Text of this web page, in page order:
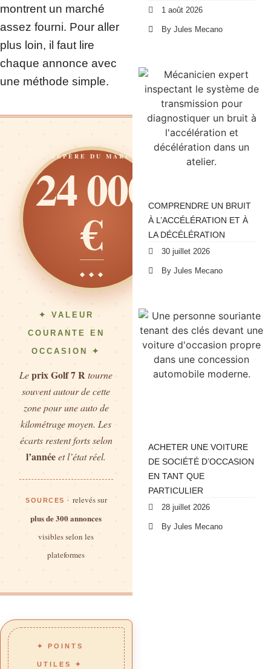
montrent un marché
assez fourni. Pour aller
plus loin, il faut lire
chaque annonce avec
une méthode simple.
☀ REPÈRE DU MARCHÉ
24 000
€
◆ ◆ ◆
✦ VALEUR
COURANTE EN
OCCASION ✦
Leprix Golf 7 Rtourne
souvent autour de cette
zone pour une auto de
kilométrage moyen. Les
écarts restent forts selon
l’annéeet l’état réel.
SOURCES · relevés sur
plus de 300 annonces
visibles selon les
plateformes
✦ POINTS
UTILES ✦
1 août 2026
By Jules Mecano
COMPRENDRE UN BRUIT
À L’ACCÉLÉRATION ET À
LA DÉCÉLÉRATION
30 juillet 2026
By Jules Mecano
ACHETER UNE VOITURE
DE SOCIÉTÉ D’OCCASION
EN TANT QUE
PARTICULIER
28 juillet 2026
By Jules Mecano